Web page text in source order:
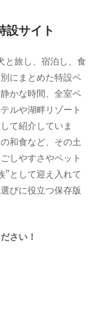
設サイト
と旅し、宿泊し、食
にまとめた特設ペ
かな時間、全室ペ
ルや湖畔リゾート
て紹介していま
和食など、その土
しやすさやペット
”として迎え入れて
びに役立つ保存版
さい！